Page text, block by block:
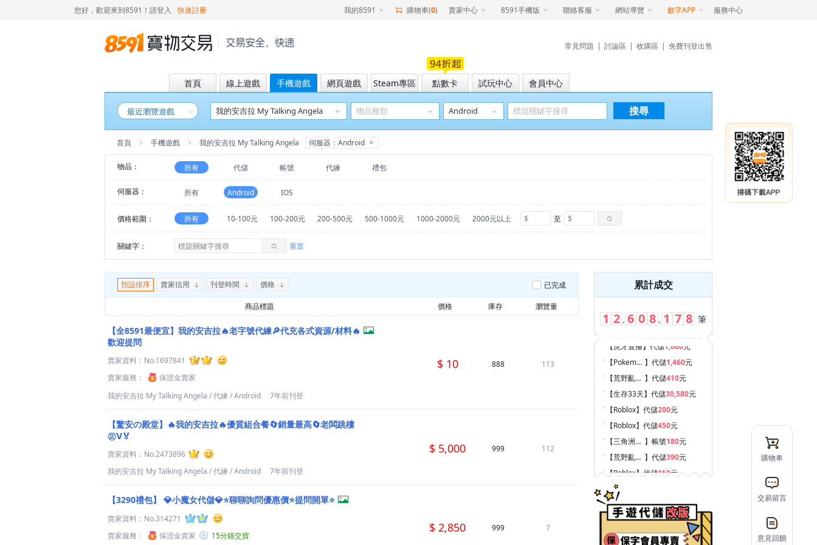
您好，歡迎來到8591！ 請登入 快速註冊 我的8591 購物車(0) 賣家中心 8591手機版 聯絡客服 網站導覽 數字APP 服務中心
常見問題 | 討論區 | 收購區 | 免費刊登出售
首頁 線上遊戲 手機遊戲 網頁遊戲 Steam專區 點數卡 試玩中心 會員中心
最近瀏覽遊戲 搜尋
首頁 手機遊戲 我的安吉拉 My Talking Angela 伺服器：Android
物品： 所有 代儲 帳號 代練 禮包
伺服器： 所有 Android IOS
價格範圍： 所有 10-100元 100-200元 200-500元 500-1000元 1000-2000元 2000元以上 至
關鍵字： 重置
預設排序 賣家信用 刊登時間 價格 已完成
商品標題 價格 庫存 瀏覽量
【全8591最便宜】我的安吉拉🔥老字號代練🔎代充各式資源/材料🔥
歡迎提問
賣家資料： No.1697841
賣家服務：
保證金賣家
我的安吉拉 My Talking Angela /代練 /Android 7年前刊登
$ 10 888 113
【驚安の殿堂】🔥我的安吉拉🔥優質組合餐🔄銷量最高🔄老闆跳樓
㊣Ⅴ🏅
賣家資料： No.2473896
我的安吉拉 My Talking Angela /代練 /Android 7年前刊登
$ 5,000 999 112
【3290禮包】 💎小魔女代儲💎⭐聊聊詢問優惠價⭐提問開單⭐
賣家資料： No.314271
賣家服務：
保證金賣家 15分鐘交貨
$ 2,850 999 7
累計成交
1 2 , 6 0 8 , 1 7 8 筆
【鳴潮
【Garena 傳說對決】 代儲1,500元
元
購物車
交易留言
意見回饋